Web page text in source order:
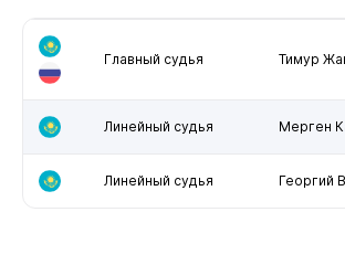
Главный судья Тимур
Линейный судья Мерген
Линейный судья Георгий